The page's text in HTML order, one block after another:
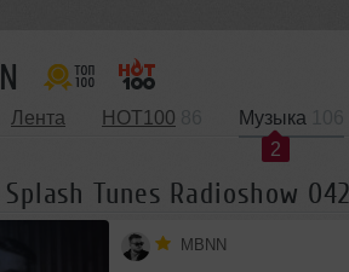
Лента HOT100
Музыка
2
Splash Tunes Radioshow 042
MBNN